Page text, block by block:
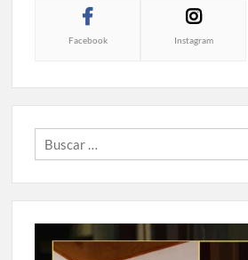
Facebook Instagram